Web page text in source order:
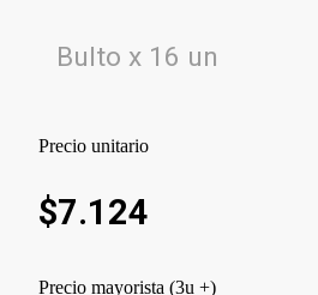
Bulto x 16 un
Precio unitario
$7.124
Precio mayorista (3u +)